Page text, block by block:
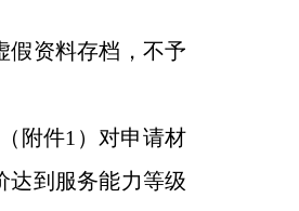
假资料存档，不予
附件1）对申请材
达到服务能力等级